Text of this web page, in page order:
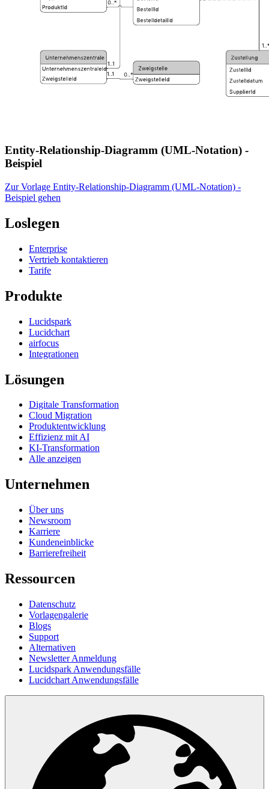
Entity-Relationship-Diagramm (UML-Notation) -
Beispiel
Zur Vorlage Entity-Relationship-Diagramm (UML-Notation) -
Beispiel gehen
Loslegen
Enterprise
Vertrieb kontaktieren
Tarife
Produkte
Lucidspark
Lucidchart
airfocus
Integrationen
Lösungen
Digitale Transformation
Cloud Migration
Produktentwicklung
Effizienz mit AI
KI-Transformation
Alle anzeigen
Unternehmen
Über uns
Newsroom
Karriere
Kundeneinblicke
Barrierefreiheit
Ressourcen
Datenschutz
Vorlagengalerie
Blogs
Support
Alternativen
Newsletter Anmeldung
Lucidspark Anwendungsfälle
Lucidchart Anwendungsfälle